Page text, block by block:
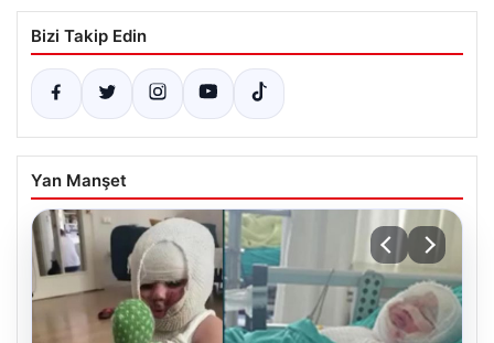
Bizi Takip Edin
Yan Manşet